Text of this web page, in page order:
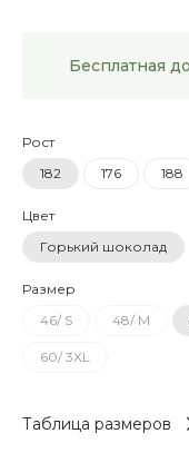
Бесплатная
Рост
182
176 188
Цвет
Горький шоколад
Размер
46/ S
48/ M
60/ 3XL
Таблица размеров